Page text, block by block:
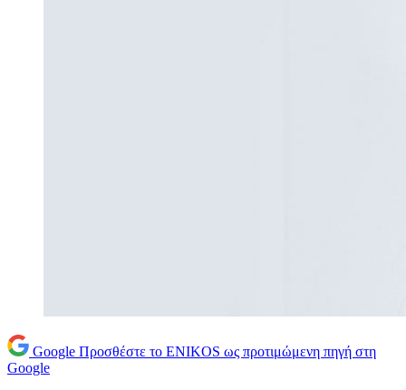
Google Προσθέστε το ENIKOS ως προτιμώμενη πηγή στη
Google